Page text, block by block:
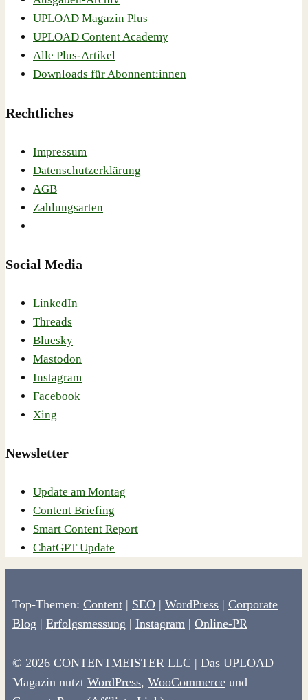
UPLOAD Magazin Plus
UPLOAD Content Academy
Alle Plus-Artikel
Downloads für Abonnent:innen
Rechtliches
Impressum
Datenschutzerklärung
AGB
Zahlungsarten
Social Media
LinkedIn
Threads
Bluesky
Mastodon
Instagram
Facebook
Xing
Newsletter
Update am Montag
Content Briefing
Smart Content Report
ChatGPT Update
Top-Themen: Content | SEO | WordPress | Corporate
Blog | Erfolgsmessung | Instagram | Online-PR
© 2026 CONTENTMEISTER LLC | Das UPLOAD
Magazin nutzt WordPress, WooCommerce und